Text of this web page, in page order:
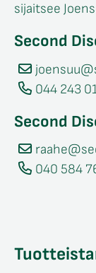
sijaitsee
Second
044 243
Second
040 584